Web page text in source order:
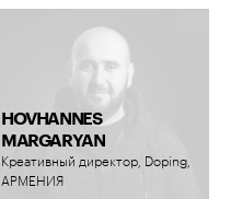
HOVHANNES
MARGARYAN
Креативный директор, Doping,
АРМЕНИЯ